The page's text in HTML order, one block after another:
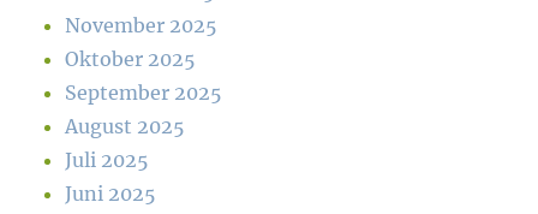
November 2025
Oktober 2025
September 2025
August 2025
Juli 2025
Juni 2025